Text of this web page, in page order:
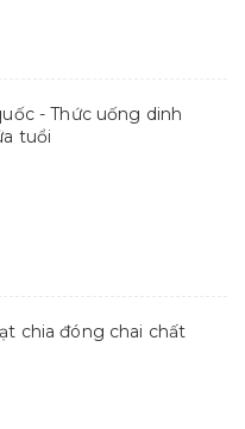
- Thức uống dinh
tuổi
chia đóng chai chất